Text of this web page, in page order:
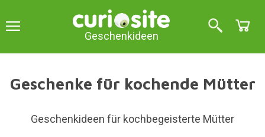
Geschenkideen
Geschenke für kochende Mütter
Geschenkideen für kochbegeisterte Mütter